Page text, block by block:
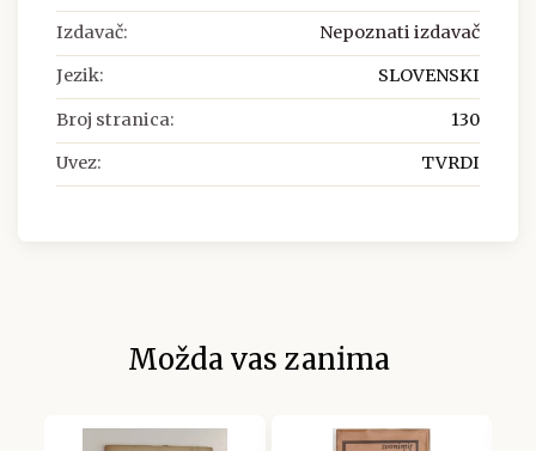
Izdavač: Nepoznati izdavač
Jezik: SLOVENSKI
Broj stranica: 130
Uvez: TVRDI
Možda vas zanima